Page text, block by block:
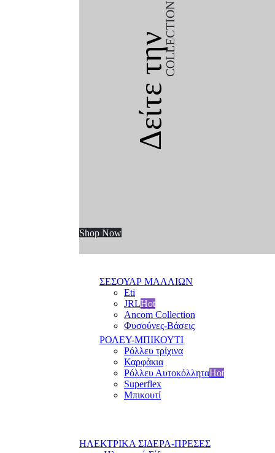
Δείτε τηνCOLLECTION
Shop Now
ΣΕΣΟΥΑΡ ΜΑΛΛΙΩΝ
Eti
JRLHot
Ancom Collection
Φυσούνες-Βάσεις
ΡΟΛΕΥ-ΜΠΙΚΟΥΤΙ
Ρόλλευ τρίχινα
Καρφάκια
Ρόλλευ ΑυτοκόλληταHot
Superflex
Μπικουτί
ΗΛΕΚΤΡΙΚΑ ΣΙΔΕΡΑ-ΠΡΕΣΕΣ